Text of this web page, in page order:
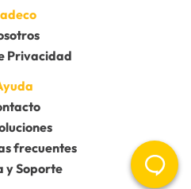
Privacidad
frecuentes
y Soporte